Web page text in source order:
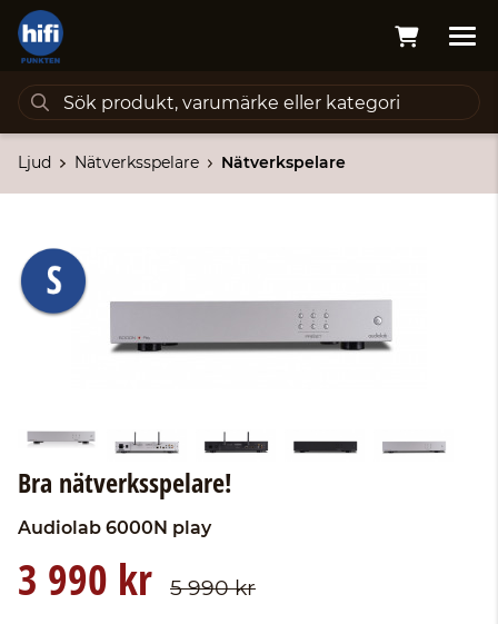
Ljud Nätverksspelare Nätverkspelare
Bra nätverksspelare!
Audiolab 6000N play
3 990 kr 5 990 kr